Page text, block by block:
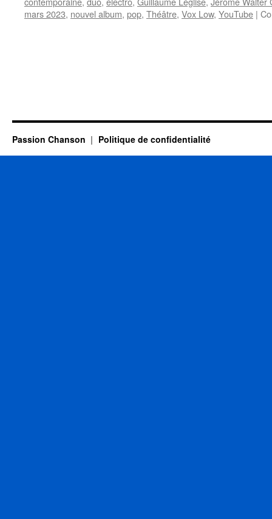
mars 2023, nouvel album, pop, Théâtre, Vox Low, YouTube |
Passion Chanson Politique de confidentialité